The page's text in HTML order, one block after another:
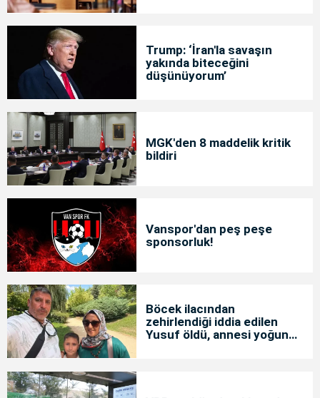
Trump: ‘İran'la savaşın
yakında biteceğini
düşünüyorum’
MGK'den 8 maddelik kritik
bildiri
Vanspor'dan peş peşe
sponsorluk!
Böcek ilacından
zehirlendiği iddia edilen
Yusuf öldü, annesi yoğun